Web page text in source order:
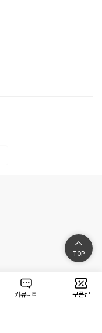
커뮤니티 쿠폰샵
TOP